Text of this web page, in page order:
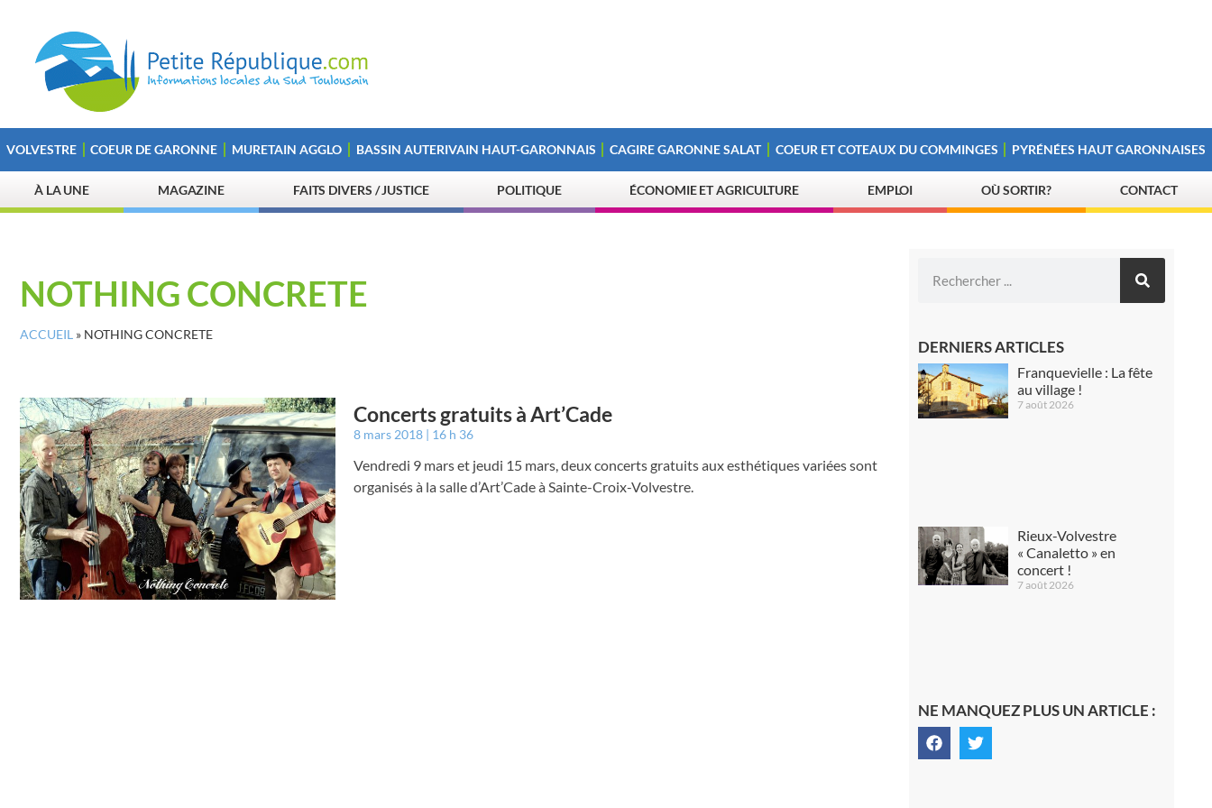
VOLVESTRE COEUR DE GARONNE MURETAIN AGGLO BASSIN AUTERIVAIN HAUT-GARONNAIS CAGIRE GARONNE SALAT COEUR ET COTEAUX DU COMMINGES PYRÉNÉES HAUT GARONNAISES
À LA UNE MAGAZINE FAITS DIVERS / JUSTICE POLITIQUE ÉCONOMIE ET AGRICULTURE EMPLOI OÙ SORTIR? CONTACT
NOTHING CONCRETE
ACCUEIL » NOTHING CONCRETE
Concerts gratuits à Art’Cade
8 mars 2018 16 h 36
Vendredi 9 mars et jeudi 15 mars, deux concerts gratuits aux esthétiques variées sont
organisés à la salle d’Art’Cade à Sainte-Croix-Volvestre.
DERNIERS ARTICLES
Franquevielle : La fête
au village !
7 août 2026
Rieux-Volvestre
« Canaletto » en
concert !
7 août 2026
NE MANQUEZ PLUS UN ARTICLE :